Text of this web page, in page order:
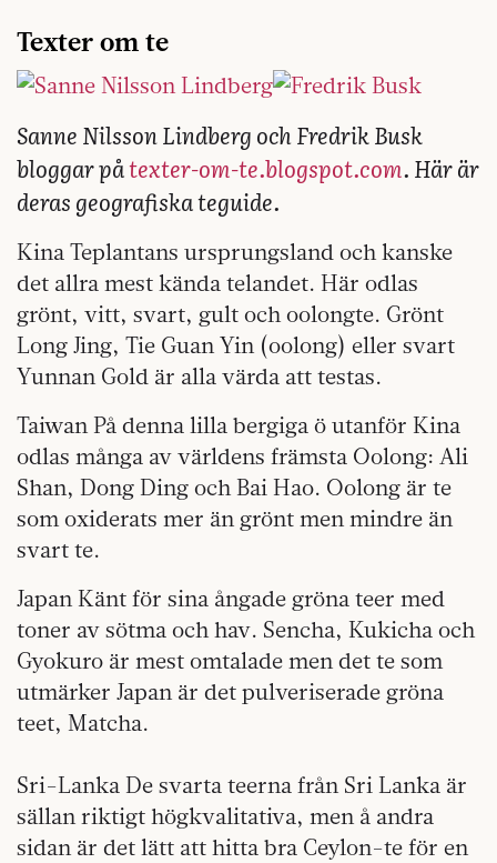
Texter om te
Sanne Nilsson Lindberg och Fredrik Busk
bloggar påtexter-om-te.blogspot.com. Här är
deras geografiska teguide.
Kina Teplantans ursprungsland och kanske
det allra mest kända telandet. Här odlas
grönt, vitt, svart, gult och oolongte. Grönt
Long Jing, Tie Guan Yin (oolong) eller svart
Yunnan Gold är alla värda att testas.
TaiwanPå denna lilla bergiga ö utanför Kina
odlas många av världens främsta Oolong: Ali
Shan, Dong Ding och Bai Hao. Oolong är te
som oxiderats mer än grönt men mindre än
svart te.
JapanKänt för sina ångade gröna teer med
toner av sötma och hav. Sencha, Kukicha och
Gyokuro är mest omtalade men det te som
utmärker Japan är det pulveriserade gröna
teet, Matcha.
Sri-Lanka De svarta teerna från Sri Lanka är
sällan riktigt högkvalitativa, men å andra
sidan är det lätt att hitta bra Ceylon-te för en